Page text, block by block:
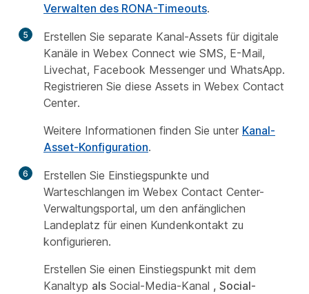
Verwalten des RONA-Timeouts.
5
Erstellen Sie separate Kanal-Assets für digitale
Kanäle in Webex Connect wie SMS, E-Mail,
Livechat, Facebook Messenger und WhatsApp.
Registrieren Sie diese Assets in Webex Contact
Center.
Weitere Informationen finden Sie unter Kanal-
Asset-Konfiguration.
6
Erstellen Sie Einstiegspunkte und
Warteschlangen im Webex Contact Center-
Verwaltungsportal, um den anfänglichen
Landeplatz für einen Kundenkontakt zu
konfigurieren.
Erstellen Sie einen Einstiegspunkt mit dem
Kanaltyp als Social-Media-Kanal , Social-